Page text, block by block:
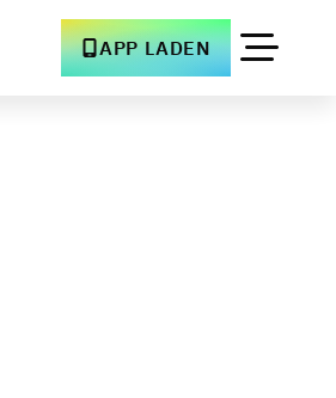
APP LADEN